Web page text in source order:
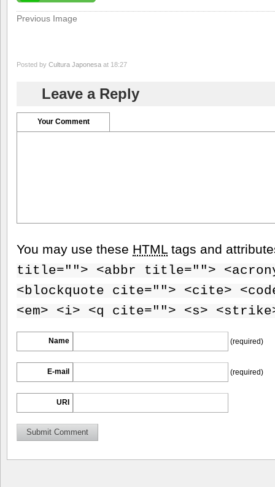
Previous Image
Posted by Cultura Japonesa at 18:27
Leave a Reply
Your Comment
You may use these HTML tags and
title=""> <abbr title="">
<blockquote cite=""> <cite>
<em> <i> <q cite=""> <s>
Name (required)
E-mail (required)
URI